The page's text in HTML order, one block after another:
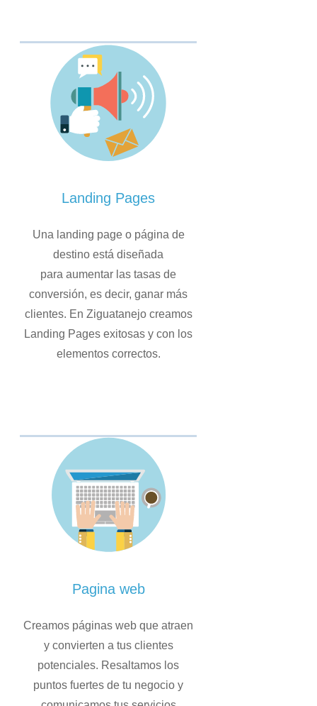
Landing Pages
Una landing page o página de
destino está diseñada
para aumentar las tasas de
conversión, es decir, ganar más
clientes. En Ziguatanejo creamos
Landing Pages exitosas y con los
elementos correctos.
Pagina web
Creamos páginas web que atraen
y convierten a tus clientes
potenciales. Resaltamos los
puntos fuertes de tu negocio y